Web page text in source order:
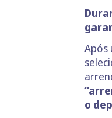
Após
o